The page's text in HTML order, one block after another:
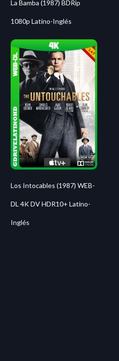
La Bamba (1987) BDRip
1080p Latino-Inglés
Los Intocables (1987) WEB-
DL 4K DV HDR10+ Latino-
Inglés